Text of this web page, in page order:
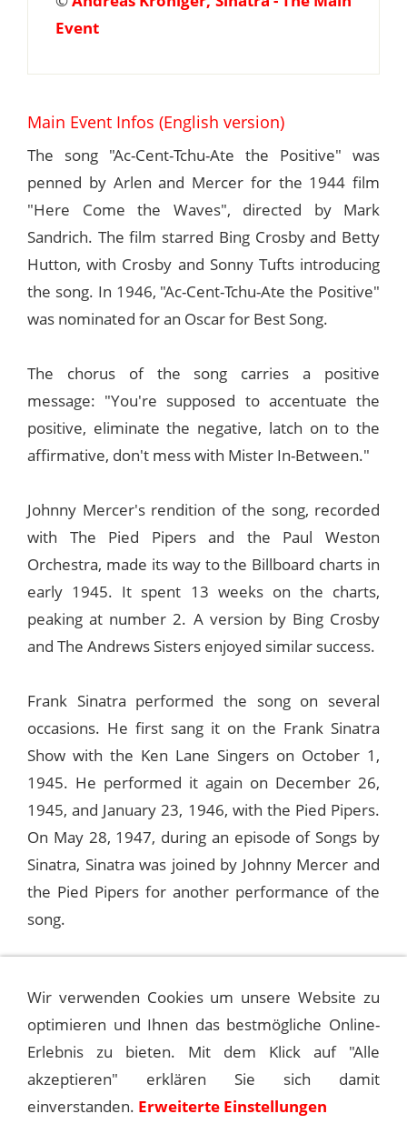
Event
Main Event Infos (English version)
The song "Ac-Cent-Tchu-Ate the Positive" was
penned by Arlen and Mercer for the 1944 film
"Here Come the Waves", directed by Mark
Sandrich. The film starred Bing Crosby and Betty
Hutton, with Crosby and Sonny Tufts introducing
the song. In 1946, "Ac-Cent-Tchu-Ate the Positive"
was nominated for an Oscar for Best Song.
The chorus of the song carries a positive
message: "You're supposed to accentuate the
positive, eliminate the negative, latch on to the
affirmative, don't mess with Mister In-Between."
Johnny Mercer's rendition of the song, recorded
with The Pied Pipers and the Paul Weston
Orchestra, made its way to the Billboard charts in
early 1945. It spent 13 weeks on the charts,
peaking at number 2. A version by Bing Crosby
and The Andrews Sisters enjoyed similar success.
Frank Sinatra performed the song on several
occasions. He first sang it on the Frank Sinatra
Show with the Ken Lane Singers on October 1,
1945. He performed it again on December 26,
1945, and January 23, 1946, with the Pied Pipers.
On May 28, 1947, during an episode of Songs by
Sinatra, Sinatra was joined by Johnny Mercer and
the Pied Pipers for another performance of the
song.
in a medley during a television appearance on
The Frank Sinatra Timex Show: Here's to the
Ladies.
© Andreas Kroniger, Sinatra - The Main Event
Wir verwenden Cookies um unsere Website zu
optimieren und Ihnen das bestmögliche Online-
Erlebnis zu bieten. Mit dem Klick auf "Alle
akzeptieren" erklären Sie sich damit
einverstanden. Erweiterte Einstellungen